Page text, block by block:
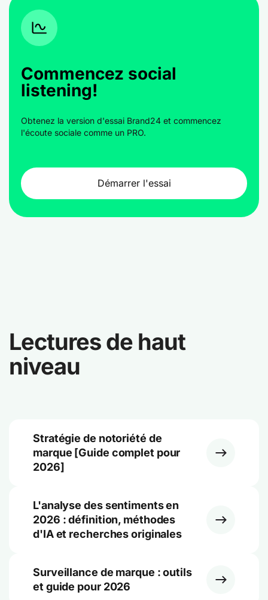
Commencez social
listening!
Obtenez la version d'essai Brand24 et commencez
l'écoute sociale comme un PRO.
Démarrer l'essai
Lectures de haut
niveau
Stratégie de notoriété de
marque [Guide complet pour
2026]
L'analyse des sentiments en
2026 : définition, méthodes
d'IA et recherches originales
Surveillance de marque : outils
et guide pour 2026